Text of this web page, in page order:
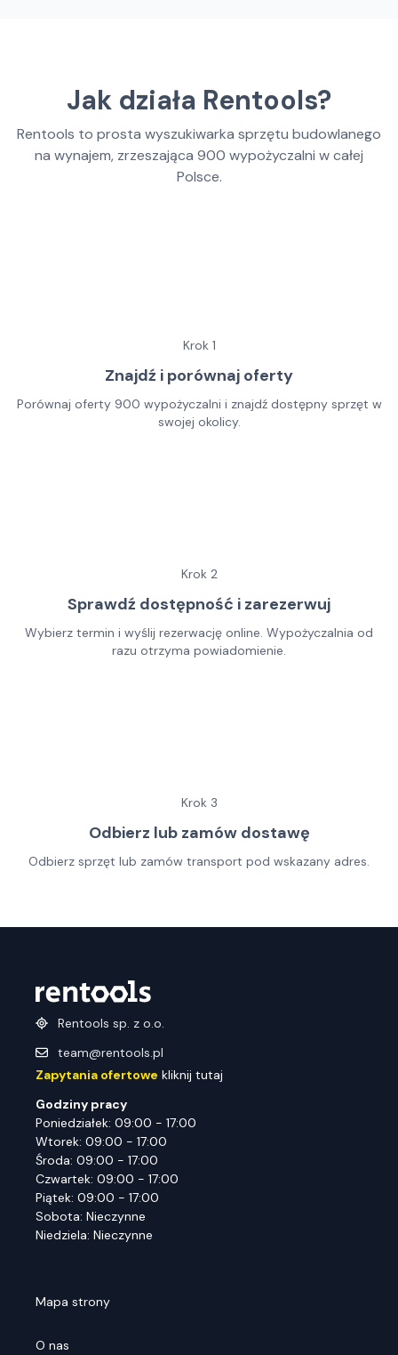
Jak działa Rentools?
Rentools to prosta wyszukiwarka sprzętu budowlanego
na wynajem, zrzeszająca 900 wypożyczalni w całej
Polsce.
Krok 1
Znajdź i porównaj oferty
Porównaj oferty 900 wypożyczalni i znajdź dostępny sprzęt w
swojej okolicy.
Krok 2
Sprawdź dostępność i zarezerwuj
Wybierz termin i wyślij rezerwację online. Wypożyczalnia od
razu otrzyma powiadomienie.
Krok 3
Odbierz lub zamów dostawę
Odbierz sprzęt lub zamów transport pod wskazany adres.
Rentools sp. z o.o.
team@rentools.pl
Zapytania ofertowe kliknij tutaj
Godziny pracy
Poniedziałek: 09:00 - 17:00
Wtorek: 09:00 - 17:00
Środa: 09:00 - 17:00
Czwartek: 09:00 - 17:00
Piątek: 09:00 - 17:00
Sobota: Nieczynne
Niedziela: Nieczynne
Mapa strony
O nas